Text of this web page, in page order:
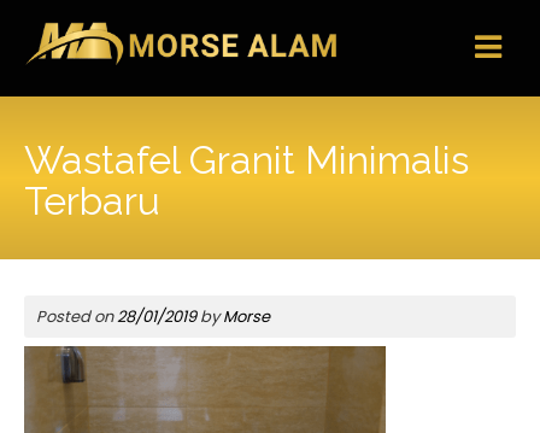
content
Wastafel Granit Minimalis
Terbaru
Posted on28/01/2019byMorse